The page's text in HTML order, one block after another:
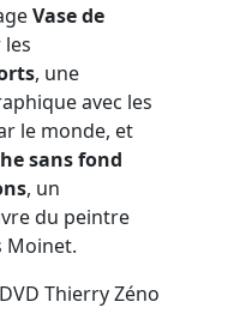
Vase de
, une
avec les
le monde, et
sans fond
, un
du peintre
Moinet.
Thierry Zéno